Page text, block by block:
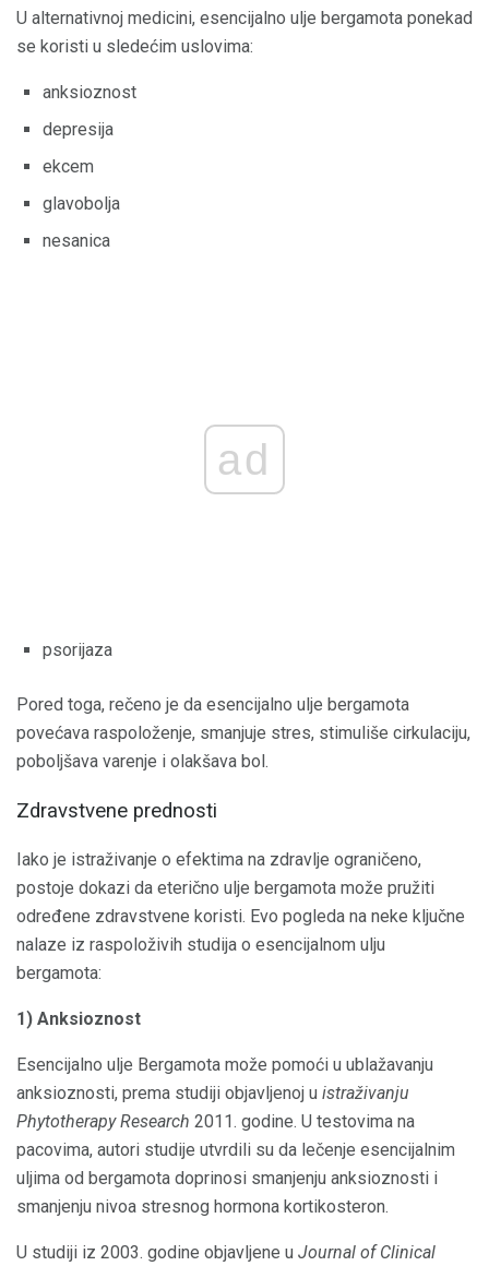
U alternativnoj medicini, esencijalno ulje bergamota ponekad
se koristi u sledećim uslovima:
anksioznost
depresija
ekcem
glavobolja
nesanica
ad
psorijaza
Pored toga, rečeno je da esencijalno ulje bergamota
povećava raspoloženje, smanjuje stres, stimuliše cirkulaciju,
poboljšava varenje i olakšava bol.
Zdravstvene prednosti
Iako je istraživanje o efektima na zdravlje ograničeno,
postoje dokazi da eterično ulje bergamota može pružiti
određene zdravstvene koristi. Evo pogleda na neke ključne
nalaze iz raspoloživih studija o esencijalnom ulju
bergamota:
1) Anksioznost
Esencijalno ulje Bergamota može pomoći u ublažavanju
anksioznosti, prema studiji objavljenoj u istraživanju
Phytotherapy Research 2011. godine. U testovima na
pacovima, autori studije utvrdili su da lečenje esencijalnim
uljima od bergamota doprinosi smanjenju anksioznosti i
smanjenju nivoa stresnog hormona kortikosteron.
U studiji iz 2003. godine objavljene u Journal of Clinical